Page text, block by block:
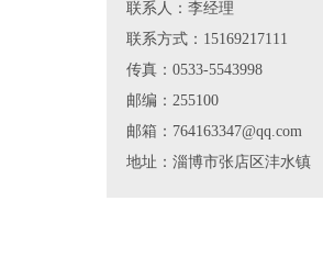
联系人：李经理
联系方式：15169217111
传真：0533-5543998
邮编：255100
邮箱：764163347@qq.com
地址：淄博市张店区沣水镇